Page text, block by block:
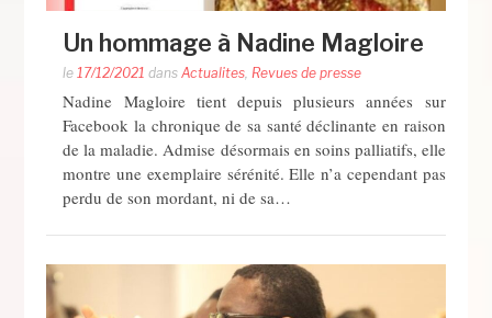
Un hommage à Nadine Magloire
le17/12/2021 dansActualites,Revues de presse
Nadine Magloire tient depuis plusieurs années sur
Facebook la chronique de sa santé déclinante en raison
de la maladie. Admise désormais en soins palliatifs, elle
montre une exemplaire sérénité. Elle n’a cependant pas
perdu de son mordant, ni de sa…